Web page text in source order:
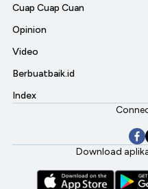
Cuap Cuap Cuan
Opinion
Video
Berbuatbaik.id
Index
Download